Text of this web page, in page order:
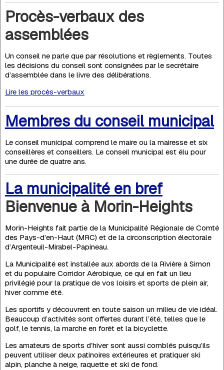
Procès-verbaux des
assemblées
Un conseil ne parle que par résolutions et règlements. Toutes
les décisions du conseil sont consignées par le secrétaire
d’assemblée dans le livre des délibérations.
Lire les procès-verbaux
Membres du conseil municipal
Le conseil municipal comprend le maire ou la mairesse et six
conseillères et conseillers. Le conseil municipal est élu pour
une durée de quatre ans.
La municipalité en bref
Bienvenue à Morin-Heights
Morin-Heights fait partie de la Municipalité Régionale de Comté
des Pays-d’en-Haut (MRC) et de la circonscription électorale
d’Argenteuil-Mirabel-Papineau.
La Municipalité est installée aux abords de la Rivière à Simon
et du populaire Corridor Aérobique, ce qui en fait un lieu
privilégié pour la pratique de vos loisirs et sports de plein air,
hiver comme été.
Les sportifs y découvrent en toute saison un milieu de vie idéal.
Beaucoup d’activités sont offertes durant l’été, telles que le
golf, le tennis, la marche en forêt et la bicyclette.
Les amateurs de sports d’hiver sont aussi comblés puisqu’ils
peuvent utiliser deux patinoires extérieures et pratiquer ski
alpin, planche à neige, raquette et ski de fond.